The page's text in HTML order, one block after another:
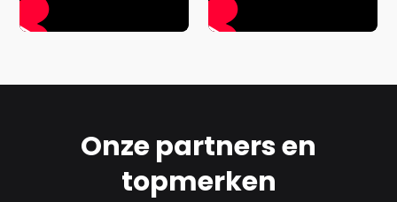
Onze partners en
topmerken